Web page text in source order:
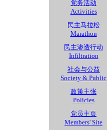
党务活动
Activities
民主马拉松
Marathon
民主渗透行动
Infiltration
社会与公益
Society & Public
政策主张
Policies
党员主页
Members' Site